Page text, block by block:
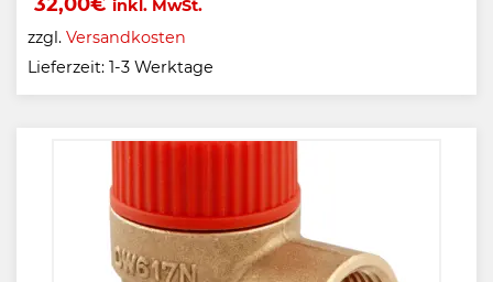
inkl. MwSt.
zzgl. Versandkosten
Lieferzeit: 1-3 Werktage